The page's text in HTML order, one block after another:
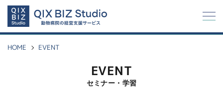
Q
X
HOME
EVENT
EVENT
セミナー・学習